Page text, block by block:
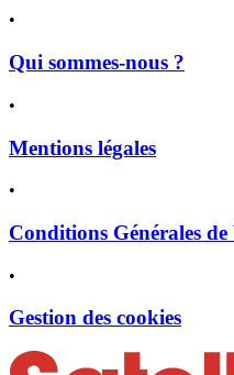
•
Qui sommes-nous ?
•
Mentions légales
•
Conditions Générales
•
Gestion des cookies